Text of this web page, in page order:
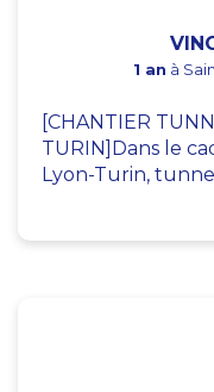
1 an à
[CHANTIER
TURIN]Dans le
Lyon-Turin,